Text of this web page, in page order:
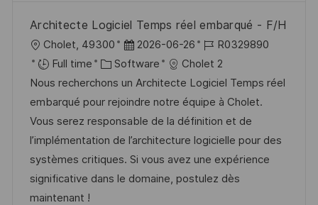
Architecte Logiciel Temps réel embarqué - F/H
L
o
c
a
t
i
o
n
Cholet, 49300
P
o
s
t
e
d
D
a
2026-06-26
J
o
b
I
d
R0329890
Full time
C
a
t
e
g
o
r
Software
Cholet 2
Nous recherchons un Architecte Logiciel Temps réel
embarqué pour rejoindre notre équipe à Cholet.
Vous serez responsable de la définition et de
l’implémentation de l’architecture logicielle pour des
systèmes critiques. Si vous avez une expérience
significative dans le domaine, postulez dès
maintenant !